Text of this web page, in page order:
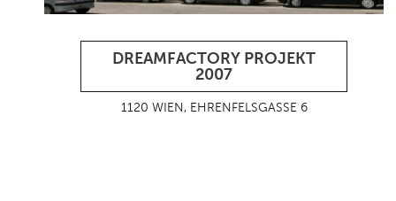
DREAMFACTORY PROJEKT
2007
1120 WIEN, EHRENFELSGASSE 6